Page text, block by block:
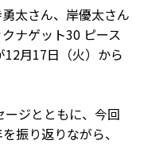
太さん、岸優太さん
ナゲット30 ピース
12月17日（火）から
ジとともに、今回
振り返りながら、